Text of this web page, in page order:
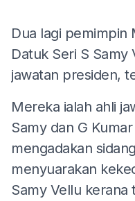
Dua lagi pemimpin
Datuk Seri S
jawatan presiden,
Mereka ialah ahli
Samy dan G
mengadakan
menyuarakan
Samy Vellu kerana